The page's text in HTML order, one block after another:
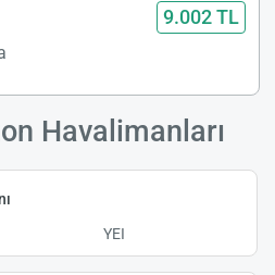
9.002 TL
Havalimanları
YEI